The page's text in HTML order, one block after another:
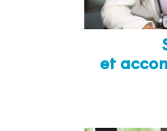
et